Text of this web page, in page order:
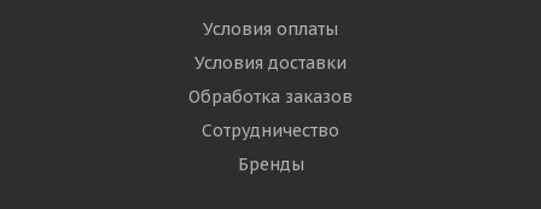
Условия оплаты
Условия доставки
Обработка заказов
Сотрудничество
Бренды